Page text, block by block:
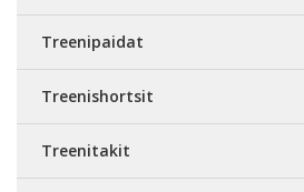
Treenipaidat
Treenishortsit
Treenitakit